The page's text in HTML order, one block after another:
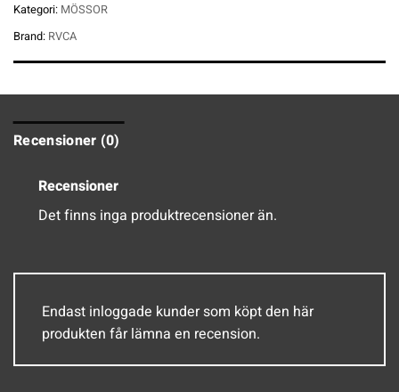
Kategori: MÖSSOR
Brand: RVCA
Recensioner (0)
Recensioner
Det finns inga produktrecensioner än.
Endast inloggade kunder som köpt den här
produkten får lämna en recension.